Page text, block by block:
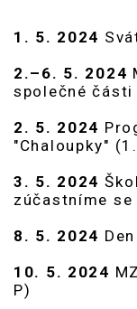
1. 5. 2024
2.–6. 5. 2024
společné části
2. 5. 2024
"Chaloupky"
3. 5. 2024
zúčastníme se
8. 5. 2024
10. 5. 2024
P)